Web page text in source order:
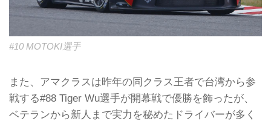
#10 MOTOKI選手
また、アマクラスは昨年の同クラス王者で台湾から参
戦する#88 Tiger Wu選手が開幕戦で優勝を飾ったが、
ベテランから新人まで実力を秘めたドライバーが多く